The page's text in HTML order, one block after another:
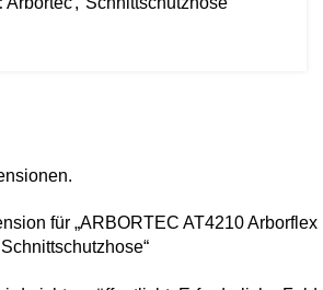
für „ARBORTEC AT4210 Arborflex